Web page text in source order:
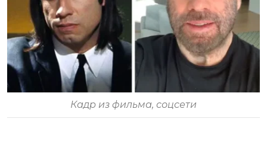
Кадр из фильма, соцсети